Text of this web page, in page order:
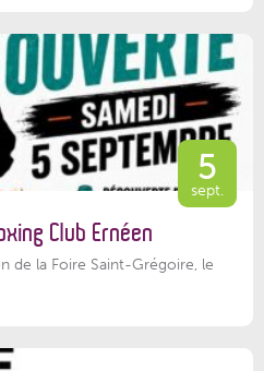
5
sept.
Club Ernéen
de la Foire Saint-Grégoire, le